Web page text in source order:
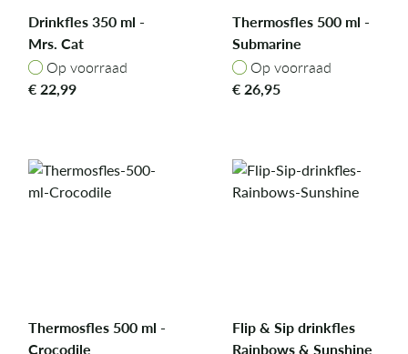
Drinkfles 350 ml -
Mrs. Cat
Op voorraad
Op voorraad
€22,99
Thermosfles 500 ml -
Submarine
Op voorraad
Op voorraad
€26,95
Thermosfles 500 ml -
Crocodile
Flip & Sip drinkfles
Rainbows & Sunshine